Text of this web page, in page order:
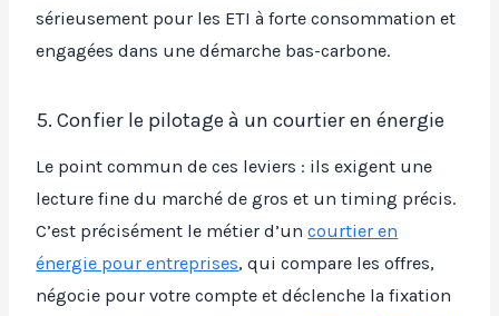
sérieusement pour les ETI à forte consommation et
engagées dans une démarche bas-carbone.
5. Confier le pilotage à un courtier en énergie
Le point commun de ces leviers : ils exigent une
lecture fine du marché de gros et un timing précis.
C’est précisément le métier d’uncourtier en
énergie pour entreprises, qui compare les offres,
négocie pour votre compte et déclenche la fixation